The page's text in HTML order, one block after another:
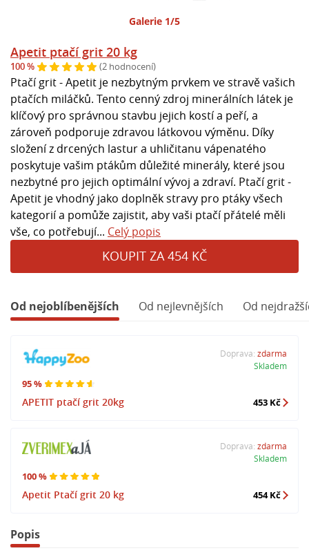
Galerie 1/5
Apetit ptačí grit 20 kg
100 % (2 hodnocení)
Ptačí grit - Apetit je nezbytným prvkem ve stravě vašich
ptačích miláčků. Tento cenný zdroj minerálních látek je
klíčový pro správnou stavbu jejich kostí a peří, a
zároveň podporuje zdravou látkovou výměnu. Díky
složení z drcených lastur a uhličitanu vápenatého
poskytuje vašim ptákům důležité minerály, které jsou
nezbytné pro jejich optimální vývoj a zdraví. Ptačí grit -
Apetit je vhodný jako doplněk stravy pro ptáky všech
kategorií a pomůže zajistit, aby vaši ptačí přátelé měli
vše, co potřebují... Celý popis
KOUPIT ZA 454 KČ
Od nejoblíbenějších Od nejlevnějších Od
95 %
APETIT ptačí grit 20kg
Doprava: zdarma
Skladem
453 Kč
100 %
Apetit Ptačí grit 20 kg
Doprava: zdarma
Skladem
454 Kč
Popis